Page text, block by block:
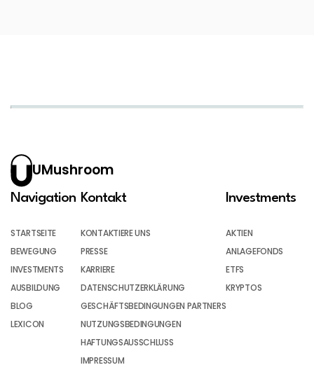
UMushroom
Navigation
STARTSEITE
BEWEGUNG
INVESTMENTS
AUSBILDUNG
BLOG
LEXICON
Kontakt
KONTAKTIERE UNS
PRESSE
KARRIERE
DATENSCHUTZERKLÄRUNG
GESCHÄFTSBEDINGUNGEN PARTNERS
NUTZUNGSBEDINGUNGEN
HAFTUNGSAUSSCHLUSS
IMPRESSUM
Investments
AKTIEN
ANLAGEFONDS
ETFS
KRYPTOS